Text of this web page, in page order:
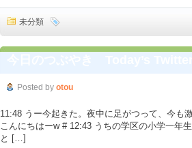
未分類
Posted by otou
11:48 うー今起きた。夜中に足がつって、今も
こんにちはーw # 12:43 うちの学区の小学一年
と […]